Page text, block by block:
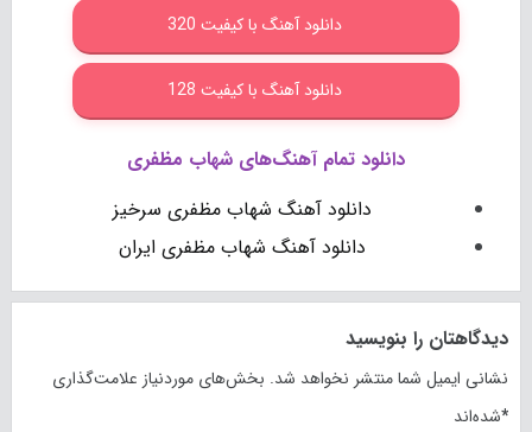
دانلود آهنگ با کیفیت 320
دانلود آهنگ با کیفیت 128
دانلود تمام آهنگ‌های شهاب مظفری
دانلود آهنگ شهاب مظفری سرخیز
دانلود آهنگ شهاب مظفری ایران
دیدگاهتان را بنویسید
نشانی ایمیل شما منتشر نخواهد شد. بخش‌های موردنیاز علامت‌گذاری
شده‌اند*